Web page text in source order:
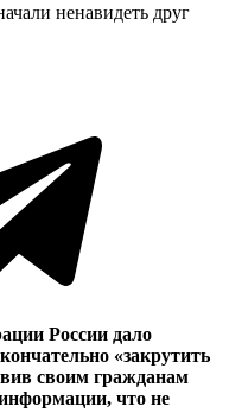
ненавидеть друг
России дало
«закрутить
своим гражданам
что не